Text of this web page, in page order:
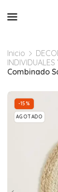
Inicio
Combinado
-15%
AGOTADO